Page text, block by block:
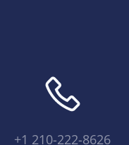
+1 210-222-8626